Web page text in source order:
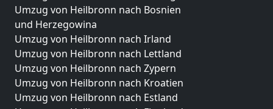
Umzug von Heilbronn nach Bosnien
und Herzegowina
Umzug von Heilbronn nach Irland
Umzug von Heilbronn nach Lettland
Umzug von Heilbronn nach Zypern
Umzug von Heilbronn nach Kroatien
Umzug von Heilbronn nach Estland